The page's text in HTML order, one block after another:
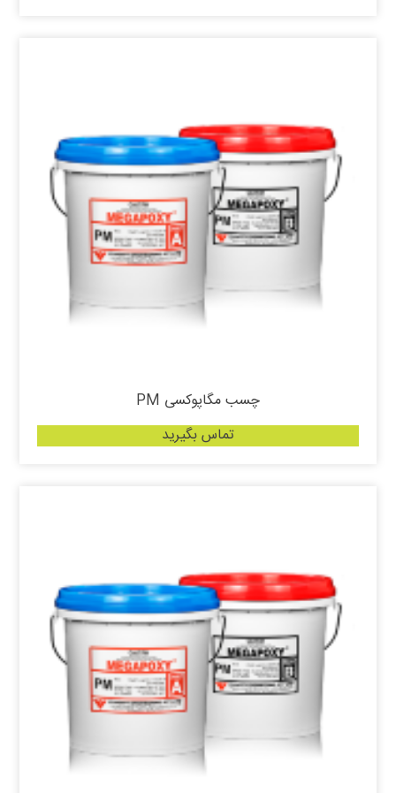
چسب مگاپوکسی PM
تماس بگیرید